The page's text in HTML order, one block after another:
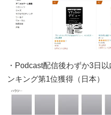
・Podcast配信後わずか3日
ンキング第1位獲得（日本）